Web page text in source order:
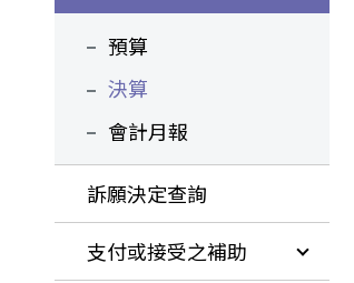
預算
決算
會計月報
訴願決定查詢
支付或接受之補助